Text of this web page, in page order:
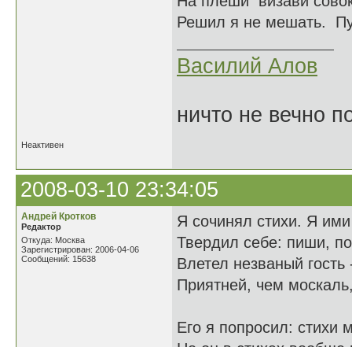
Решил я не мешать.
Василий Алов
ничто не вечно
Неактивен
2008-03-10 23:34:05
Андрей Кротков
Редактор
Откуда: Москва
Зарегистрирован: 2006-04-06
Сообщений: 15638
Я сочинял стихи. Я
Твердил себе: пиши,
Влетел незваный
Приятней, чем
Его я попросил: стихи